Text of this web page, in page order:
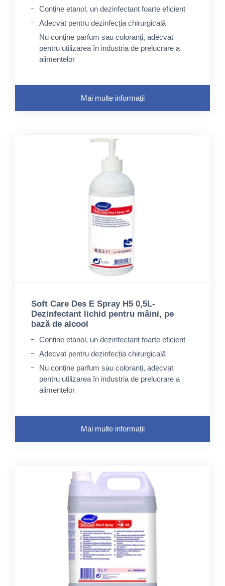
Conține etanol, un dezinfectant foarte eficient
Adecvat pentru dezinfecția chirurgicală
Nu conține parfum sau coloranți, adecvat
pentru utilizarea în industria de prelucrare a
alimentelor
Mai multe informații
Soft Care Des E Spray H5 0,5L-
Dezinfectant lichid pentru mâini, pe
bază de alcool
Conține etanol, un dezinfectant foarte eficient
Adecvat pentru dezinfecția chirurgicală
Nu conține parfum sau coloranți, adecvat
pentru utilizarea în industria de prelucrare a
alimentelor
Mai multe informații